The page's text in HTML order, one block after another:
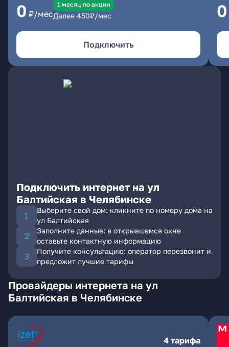
0 ₽/мес
1 месяц по акции
Далее 450₽/мес
Подключить
0
Подключить интернет на ул
Балтийская в Челябинске
Выберите свой дом: кликните по номеру дома на
ул Балтийская
Заполните данные: в открывшемся окне
оставьте контактную информацию
Получите консультацию: оператор перезвонит и
предложит лучшие тарифы
Провайдеры интернета на ул
Балтийская в Челябинске
4 тарифа